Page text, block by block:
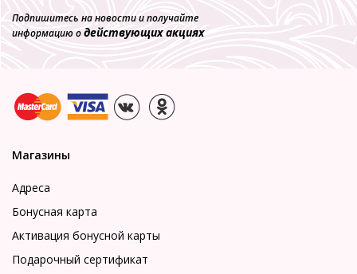
Подпишитесь на новости и получайте
информацию одействующих акциях
Магазины
Адреса
Бонусная карта
Активация бонусной карты
Подарочный сертификат